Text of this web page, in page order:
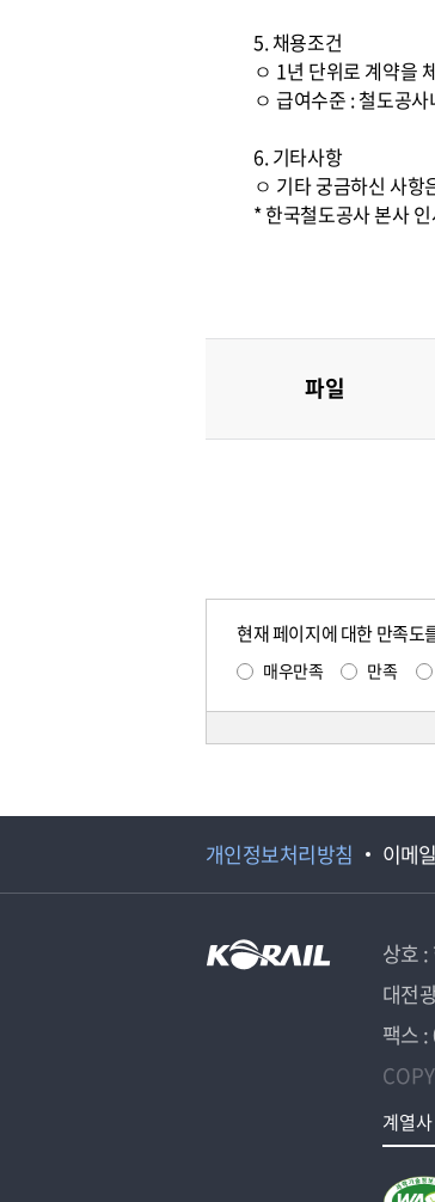
5. 채용조건
ㅇ 1년 단위로 계약을
ㅇ 급여수준 : 철도공
6. 기타사항
ㅇ 기타 궁금하신 사항
* 한국철도공사 본사
파일
현재 페이지에 대한 만족도
매우만족 만족
개인정보처리방침 이메
상호
대전
팩스
계열사